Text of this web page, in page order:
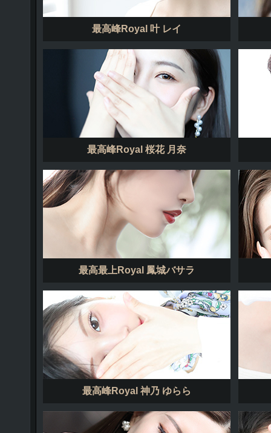
最高峰Royal 叶 レイ
最高峰Royal 桜花 月奈
最高最上Royal 鳳城バサラ
最高峰Royal 神乃 ゆらら